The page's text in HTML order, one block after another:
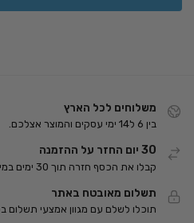
משלוחים לכל הארץ
בין 6 ל14 ימי עסקים והמוצר אצלכם.
30 יום החזר על ההזמנה
קבלו את הכסף חזרה תוך 30 ימים במידה ותרצו להחזיר.
תשלום מאובטח באתר
תוכלו לשלם עם מגוון אמצעי תשלום